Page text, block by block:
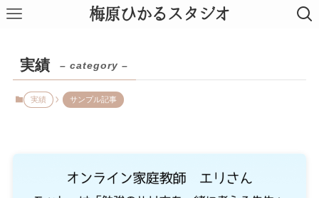
梅原ひかるスタジオ
実績 – category –
実績 サンプル記事